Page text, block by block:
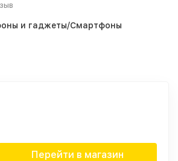
и гаджеты/Смартфоны
Перейти в магазин